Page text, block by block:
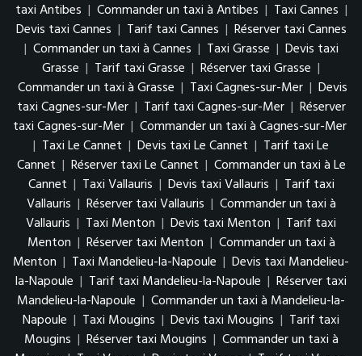
taxi Antibes | Commander un taxi à Antibes | Taxi Cannes |
Devis taxi Cannes | Tarif taxi Cannes | Réserver taxi Cannes
| Commander un taxi à Cannes | Taxi Grasse | Devis taxi
Grasse | Tarif taxi Grasse | Réserver taxi Grasse |
Commander un taxi à Grasse | Taxi Cagnes-sur-Mer | Devis
taxi Cagnes-sur-Mer | Tarif taxi Cagnes-sur-Mer | Réserver
taxi Cagnes-sur-Mer | Commander un taxi à Cagnes-sur-Mer
| Taxi Le Cannet | Devis taxi Le Cannet | Tarif taxi Le
Cannet | Réserver taxi Le Cannet | Commander un taxi à Le
Cannet | Taxi Vallauris | Devis taxi Vallauris | Tarif taxi
Vallauris | Réserver taxi Vallauris | Commander un taxi à
Vallauris | Taxi Menton | Devis taxi Menton | Tarif taxi
Menton | Réserver taxi Menton | Commander un taxi à
Menton | Taxi Mandelieu-la-Napoule | Devis taxi Mandelieu-
la-Napoule | Tarif taxi Mandelieu-la-Napoule | Réserver taxi
Mandelieu-la-Napoule | Commander un taxi à Mandelieu-la-
Napoule | Taxi Mougins | Devis taxi Mougins | Tarif taxi
Mougins | Réserver taxi Mougins | Commander un taxi à